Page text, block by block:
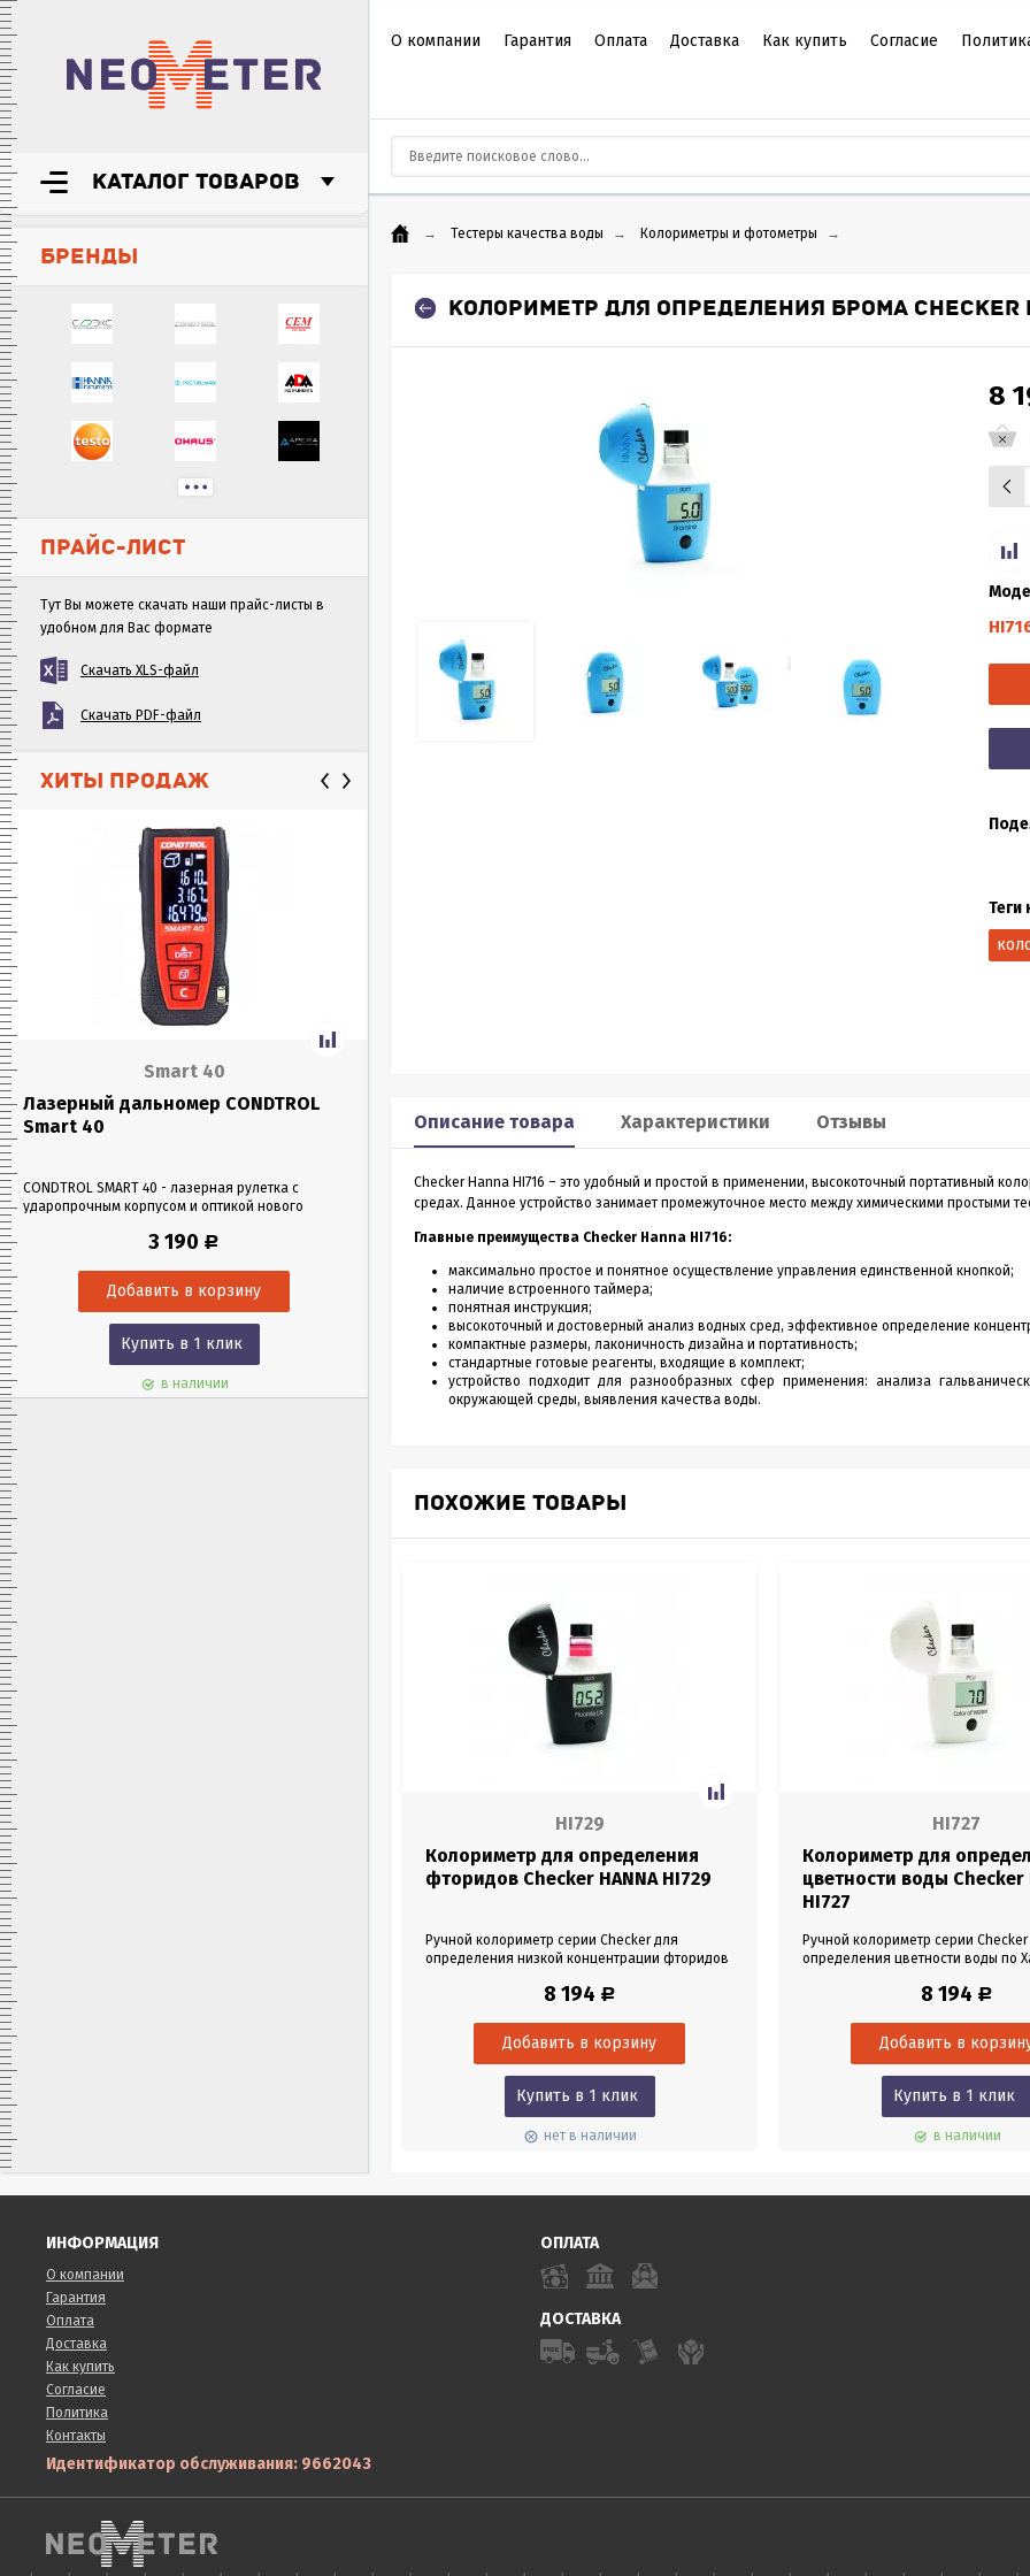
КАТАЛОГ ТОВАРОВ
БРЕНДЫ
ПРАЙС-ЛИСТ
Тут Вы можете скачать наши прайс-листы в
удобном для Вас формате
Скачать XLS-файл
Скачать PDF-файл
ХИТЫ ПРОДАЖ
Smart 40
Лазерный дальномер CONDTROL
Smart 40
CONDTROL SMART 40 - лазерная рулетка с
ударопрочным корпусом и оптикой нового
в любых условиях освещения. Позволяет
помещениях на расстоянии до 40 м.
3 190 Р
Купить в 1 клик
в наличии
Smart 60
CONDTROL SMART 60 – лазерный дальномер, в
эргономичном ударопрочном корпусе.
0,05 до 60 метров даже на улице. Погрешность
3 990Р
Купить в 1 клик
в наличии
CONDTROL XP2
Лазерный дальномер CONDTROL XP2 –
старшая модель дальномера XP1.
функционалом - расширенный Пифагор,
измерение площади стен и функцией
всего одного замера позволяет
горизонтальное и вертикальное
Купить в 1 клик
в наличии
О компании Гарантия Оплата Доставка Как купить Согласие
→ Тестеры качества воды → Колориметры и фотометры →
КОЛОРИМЕТР ДЛЯ ОПРЕДЕЛЕНИЯ БРОМА CHECKER
8
Теги
Описание товара Характеристики Отзывы
Checker Hanna HI716 – это удобный и простой в применении, высокоточный портативный
средах. Данное устройство занимает промежуточное место между химическими простыми
Главные преимущества Checker Hanna HI716:
максимально простое и понятное осуществление управления единственной кнопкой;
наличие встроенного таймера;
понятная инструкция;
высокоточный и достоверный анализ водных сред, эффективное определение
компактные размеры, лаконичность дизайна и портативность;
стандартные готовые реагенты, входящие в комплект;
устройство подходит для разнообразных сфер применения: анализа
окружающей среды, выявления качества воды.
ПОХОЖИЕ ТОВАРЫ
HI729
Колориметр для определения
фторидов Checker HANNA HI729
Ручной колориметр серии Checker для
определения низкой концентрации фторидов
8 194 Р
Купить в 1 клик
нет в наличии
HI727
Колориметр для
цветности воды Checker
HI727
Ручной колориметр серии
определения цветности воды по
8 194 Р
Купить в 1 клик
в наличии
ИНФОРМАЦИЯ
О компании
Гарантия
Оплата
Доставка
Как купить
Согласие
Политика
Контакты
ОПЛАТА
ДОСТАВКА
Идентификатор обслуживания: 9662043